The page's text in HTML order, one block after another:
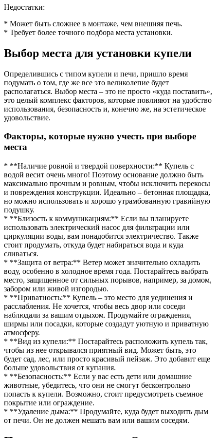
Недостатки:
* Может быть сложнее в монтаже, чем внешняя печь.
* Требует более точного подбора места установки.
Выбор места для установки купели
Определившись с типом купели и печи, пришло время
подумать о том, где же все это великолепие будет
располагаться. Выбор места – это не просто «куда поставить»,
это целый комплекс факторов, которые повлияют на удобство
использования, безопасность и, конечно же, на эстетическое
удовольствие.
Факторы, которые нужно учесть при выборе
места
* **Наличие ровной и твердой поверхности:** Купель с
водой весит очень много! Поэтому основание должно быть
максимально прочным и ровным, чтобы исключить перекосы
и повреждения конструкции. Идеально – бетонная площадка,
но можно использовать и хорошо утрамбованную гравийную
подушку.
* **Близость к коммуникациям:** Если вы планируете
использовать электрический насос для фильтрации или
циркуляции воды, вам понадобится электричество. Также
стоит продумать, откуда будет набираться вода и куда
сливаться.
* **Защита от ветра:** Ветер может значительно охладить
воду, особенно в холодное время года. Постарайтесь выбрать
место, защищенное от сильных порывов, например, за домом,
забором или живой изгородью.
* **Приватность:** Купель – это место для уединения и
расслабления. Не хочется, чтобы весь двор или соседи
наблюдали за вашим отдыхом. Продумайте ограждения,
ширмы или посадки, которые создадут уютную и приватную
атмосферу.
* **Вид из купели:** Постарайтесь расположить купель так,
чтобы из нее открывался приятный вид. Может быть, это
будет сад, лес, или просто красивый пейзаж. Это добавит еще
больше удовольствия от купания.
* **Безопасность:** Если у вас есть дети или домашние
животные, убедитесь, что они не смогут бесконтрольно
попасть к купели. Возможно, стоит предусмотреть съемное
покрытие или ограждение.
* **Удаление дыма:** Продумайте, куда будет выходить дым
от печи. Он не должен мешать вам или вашим соседям.